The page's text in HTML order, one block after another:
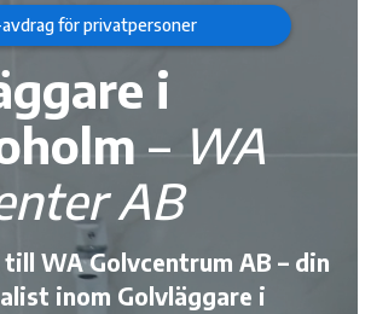
avdrag för privatpersoner
i
– WA
AB
WA Golvcentrum AB – din
inom Golvläggare i